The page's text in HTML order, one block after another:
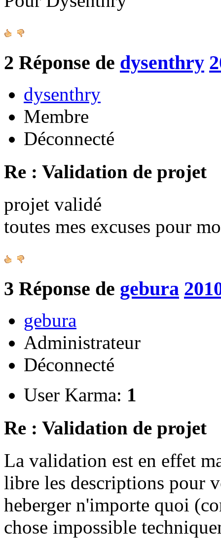
2 Réponse de dysenthry
dysenthry
Membre
Déconnecté
Re : Validation de projet
projet validé
toutes mes excuses pour
3 Réponse de gebura
gebura
Administrateur
Déconnecté
User Karma: 1
Re : Validation de projet
La validation est en effet
libre les descriptions pour
heberger n'importe quoi
chose impossible